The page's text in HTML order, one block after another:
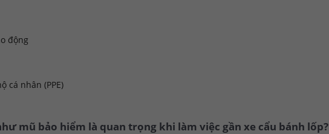
động
cá nhân (PPE)
mũ bảo hiểm là quan trọng khi làm việc gần xe cẩu bánh lốp?